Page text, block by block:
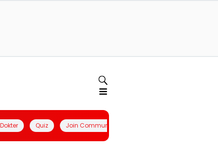
Quiz Join Community